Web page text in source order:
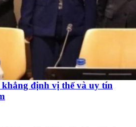
định vị thế và uy tín